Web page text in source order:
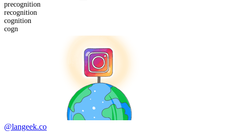
precognition
recognition
cognition
cogn
@langeek.co